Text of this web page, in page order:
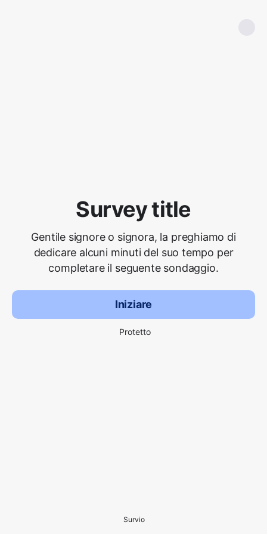
Survey title
Gentile signore o signora, la preghiamo di
dedicare alcuni minuti del suo tempo per
completare il seguente sondaggio.
Iniziare
Protetto
Survio